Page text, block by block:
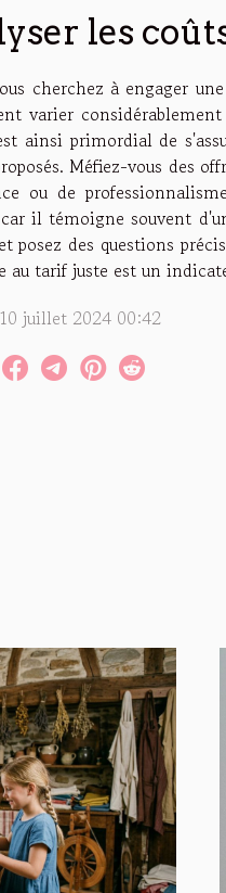
les
cherchez à engager
varier
ainsi primordial de
Méfiez-vous des
ou de
il témoigne souvent
posez des questions
au tarif juste est un
juillet 2024 00:42